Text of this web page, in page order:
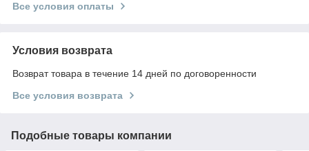
Все условия оплаты
Условия возврата
Возврат товара в течение 14 дней по договоренности
Все условия возврата
Подобные товары компании